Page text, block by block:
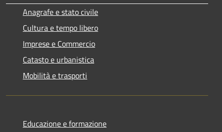
Anagrafe e stato civile
Cultura e tempo libero
Imprese e Commercio
Catasto e urbanistica
Mobilità e trasporti
Educazione e formazione